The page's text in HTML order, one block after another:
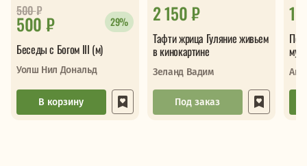
500 ₽
500₽
29%
Беседы с Богом III (м)
Уолш Нил Дональд
В корзину
2 150 ₽
Тафти жрица Гуляние живьем
в кинокартине
Зеланд Вадим
Под заказ
1